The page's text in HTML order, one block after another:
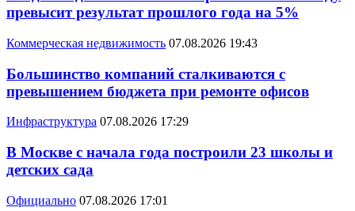
превысит результат прошлого года на 5%
Коммерческая недвижимость 07.08.2026 19:43
Большинство компаний сталкиваются с
превышением бюджета при ремонте офисов
Инфраструктура 07.08.2026 17:29
В Москве с начала года построили 23 школы и
детских сада
Официально 07.08.2026 17:01